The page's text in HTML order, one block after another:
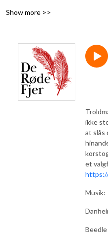
din podcast:https: //
Show more >>
ikke
at slås
et
Musik: